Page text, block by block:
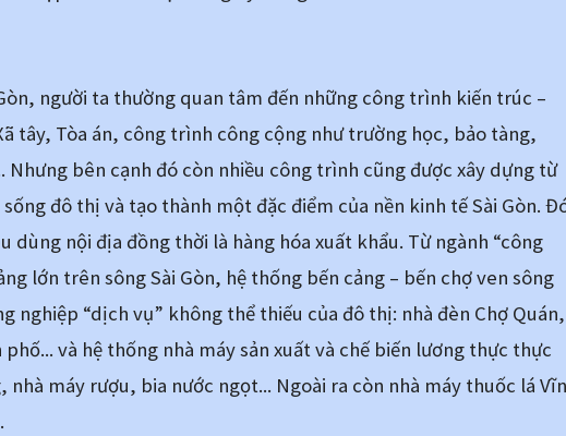
người ta thường quan tâm đến những công trình kiến trúc –
tây, Tòa án, công trình công cộng như trường học, bảo tàng,
bên cạnh đó còn nhiều công trình cũng được xây dựng từ
đô thị và tạo thành một đặc điểm của nền kinh tế Sài Gòn.
dùng nội địa đồng thời là hàng hóa xuất khẩu. Từ ngành “công
lớn trên sông Sài Gòn, hệ thống bến cảng – bến chợ ven sông
nghiệp “dịch vụ” không thể thiếu của đô thị: nhà đèn Chợ Quán,
và hệ thống nhà máy sản xuất và chế biến lương thực thực
máy rượu, bia nước ngọt... Ngoài ra còn nhà máy thuốc lá